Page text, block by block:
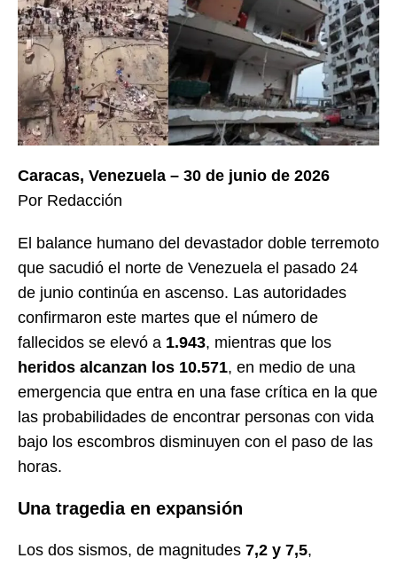
Caracas, Venezuela – 30 de junio de 2026
Por Redacción
El balance humano del devastador doble terremoto
que sacudió el norte de Venezuela el pasado 24
de junio continúa en ascenso. Las autoridades
confirmaron este martes que el número de
fallecidos se elevó a 1.943, mientras que los
heridos alcanzan los 10.571, en medio de una
emergencia que entra en una fase crítica en la que
las probabilidades de encontrar personas con vida
bajo los escombros disminuyen con el paso de las
horas.
Una tragedia en expansión
Los dos sismos, de magnitudes 7,2 y 7,5,